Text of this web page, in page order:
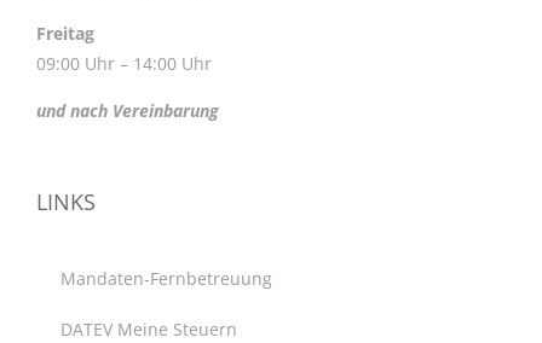
Freitag
09:00 Uhr – 14:00 Uhr
und nach Vereinbarung
LINKS
Mandaten-Fernbetreuung
DATEV Meine Steuern